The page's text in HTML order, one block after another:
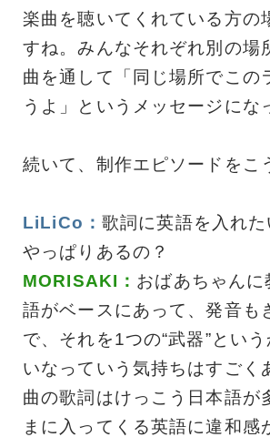
楽曲を聴いてくれている方の
すね。みんなそれぞれ別の場
曲を通して「同じ場所でこの
うよ」というメッセージにな
続いて、制作エピソードをこ
LiLiCo： 歌詞に英語を入れ
やっぱりあるの？
MORISAKI： おばあちゃん
語がベースにあって、発音も
で、それを1つの“武器”とい
いなっていう気持ちはすごく
曲の歌詞はけっこう日本語が
まに入ってくる英語に違和感